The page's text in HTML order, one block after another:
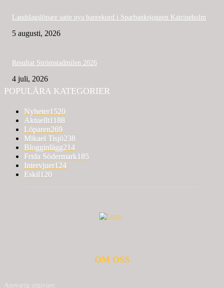
Landslagslöpare satte nya banrekord i Sparbanksjoggen Katrineholm
5 augusti, 2026
Resultat Strömstadmilen 2026
4 juli, 2026
POPULÄRA KATEGORIER
Nyheter1520
Aktuellt1188
Löparen269
Mikael Tisjö238
Blogginlägg214
Frida Södermark185
Intervjuer124
Eskil120
OM OSS
Ansvarig utgivare: